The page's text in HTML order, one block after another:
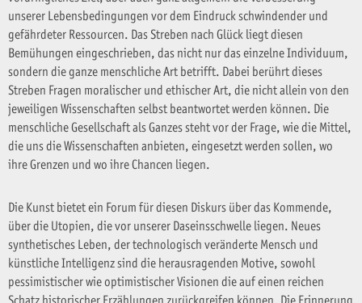
unserer Lebensbedingungen vor dem Eindruck schwindender und
gefährdeter Ressourcen. Das Streben nach Glück liegt diesen
Bemühungen eingeschrieben, das nicht nur das einzelne Individuum,
sondern die ganze menschliche Art betrifft. Dabei berührt dieses
Streben Fragen moralischer und ethischer Art, die nicht allein von den
jeweiligen Wissenschaften selbst beantwortet werden können. Die
menschliche Gesellschaft als Ganzes steht vor der Frage, wie die Mittel,
die uns die Wissenschaften anbieten, eingesetzt werden sollen, wo
ihre Grenzen und wo ihre Chancen liegen.
Die Kunst bietet ein Forum für diesen Diskurs über das Kommende,
über die Utopien, die vor unserer Daseinsschwelle liegen. Neues
synthetisches Leben, der technologisch veränderte Mensch und
künstliche Intelligenz sind die herausragenden Motive, sowohl
pessimistischer wie optimistischer Visionen die auf einen reichen